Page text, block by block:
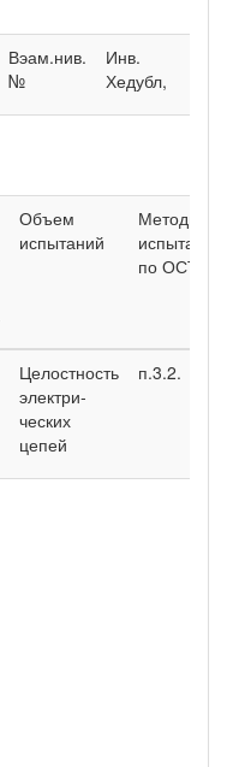
Вэам.нив.
№
Инв.
Хедубл,
Объем
испытаний
Методы
испытаний
по ОСТ
Целостность
электри­
ческих
цепей
п.3.2.